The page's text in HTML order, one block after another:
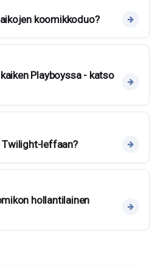
koomikkoduo?
Playboyssa - katso
Twilight-leffaan?
hollantilainen